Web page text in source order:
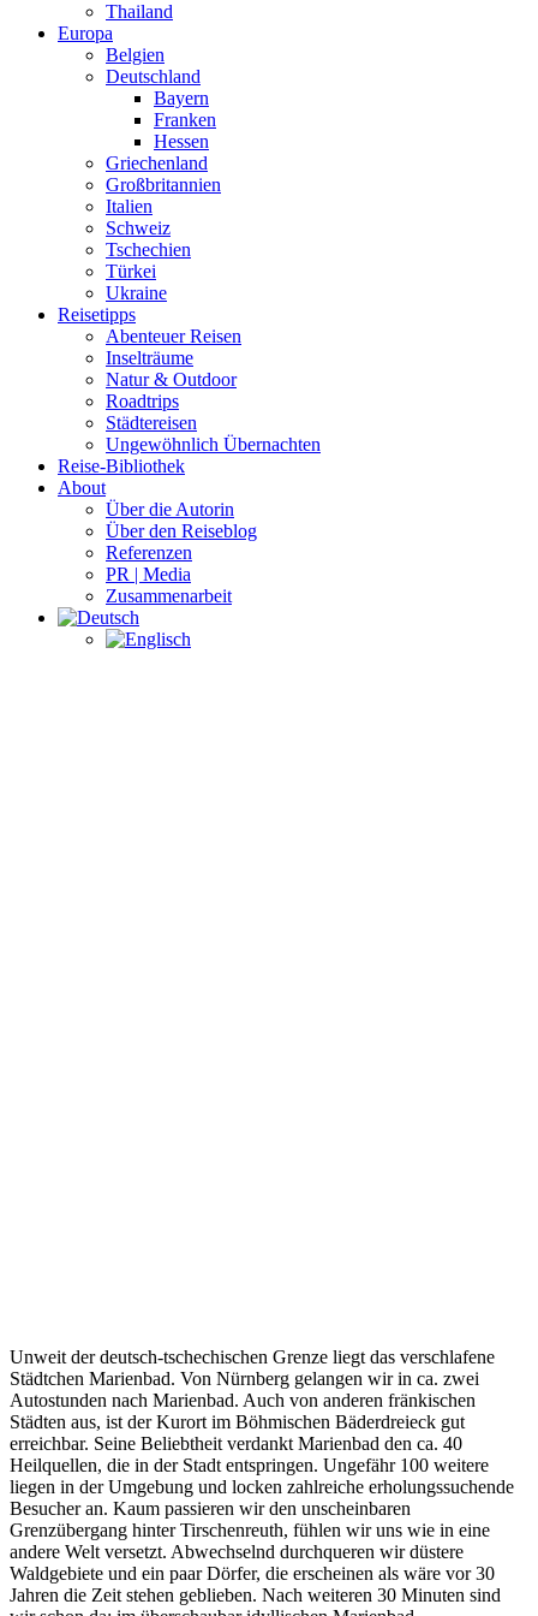
Thailand
Europa
Belgien
Deutschland
Bayern
Franken
Hessen
Griechenland
Großbritannien
Italien
Schweiz
Tschechien
Türkei
Ukraine
Reisetipps
Abenteuer Reisen
Inselträume
Natur & Outdoor
Roadtrips
Städtereisen
Ungewöhnlich Übernachten
Reise-Bibliothek
About
Über die Autorin
Über den Reiseblog
Referenzen
PR | Media
Zusammenarbeit
Unweit der deutsch-tschechischen Grenze liegt das verschlafene
Städtchen Marienbad. Von Nürnberg gelangen wir in ca. zwei
Autostunden nach Marienbad. Auch von anderen fränkischen
Städten aus, ist der Kurort im Böhmischen Bäderdreieck gut
erreichbar. Seine Beliebtheit verdankt Marienbad den ca. 40
Heilquellen, die in der Stadt entspringen. Ungefähr 100 weitere
liegen in der Umgebung und locken zahlreiche erholungssuchende
Besucher an. Kaum passieren wir den unscheinbaren
Grenzübergang hinter Tirschenreuth, fühlen wir uns wie in eine
andere Welt versetzt. Abwechselnd durchqueren wir düstere
Waldgebiete und ein paar Dörfer, die erscheinen als wäre vor 30
Jahren die Zeit stehen geblieben. Nach weiteren 30 Minuten sind